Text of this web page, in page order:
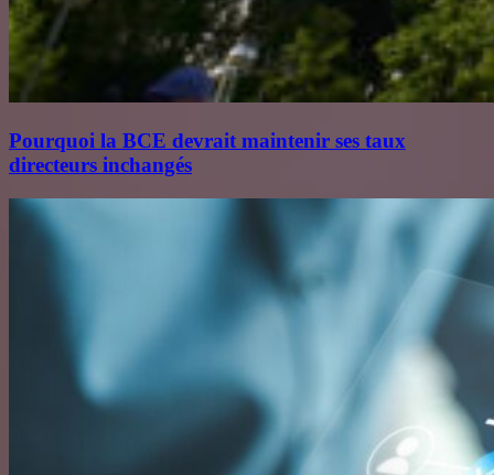
Pourquoi la BCE devrait maintenir ses taux
directeurs inchangés